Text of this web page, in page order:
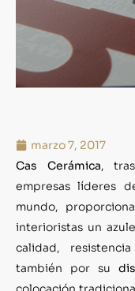
marzo 7, 2017
Cas Cerámica,
empresas líderes
mundo,
interioristas un
calidad,
también por su